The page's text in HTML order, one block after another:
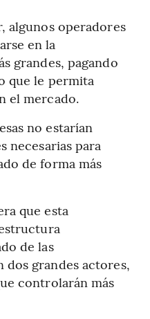
algunos operadores
en la
grandes, pagando
que le permita
el mercado.
no estarían
necesarias para
de forma más
que esta
de las
grandes actores,
controlarán más